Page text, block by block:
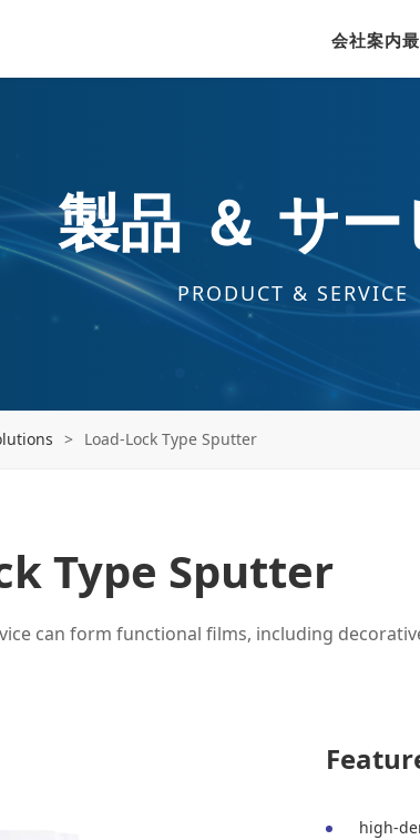
会社案内
製品 ＆ サー
PRODUCT & SERVICE
> Load-Lock Type Sputter
Type Sputter
can form functional films, including
high-